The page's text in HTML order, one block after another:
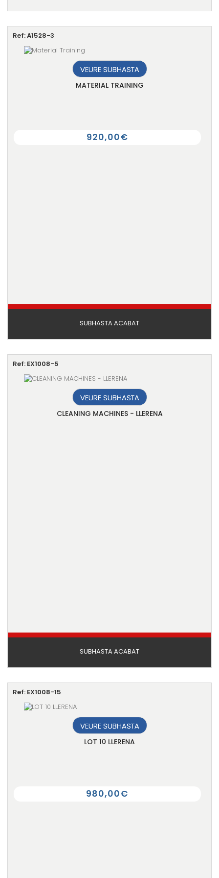
Ref: A1528-3
VEURE SUBHASTA
MATERIAL TRAINING
SUBHASTA ACABAT
Ref: EX1008-5
VEURE SUBHASTA
CLEANING MACHINES - LLERENA
SUBHASTA ACABAT
Ref: EX1008-15
VEURE SUBHASTA
LOT 10 LLERENA
920,00€
980,00€